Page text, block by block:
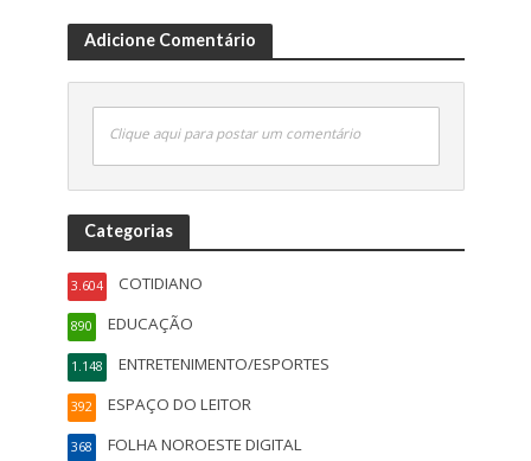
Adicione Comentário
Clique aqui para postar um comentário
Categorias
COTIDIANO
3.604
EDUCAÇÃO
890
ENTRETENIMENTO/ESPORTES
1.148
ESPAÇO DO LEITOR
392
FOLHA NOROESTE DIGITAL
368